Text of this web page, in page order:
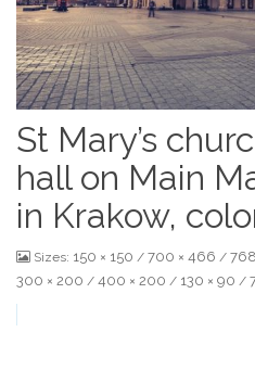
St Mary’s
hall on Main
in Krakow,
Sizes: 150 × 150 / 700 × 466 /
300 × 200 / 400 × 200 / 130 × 90 /